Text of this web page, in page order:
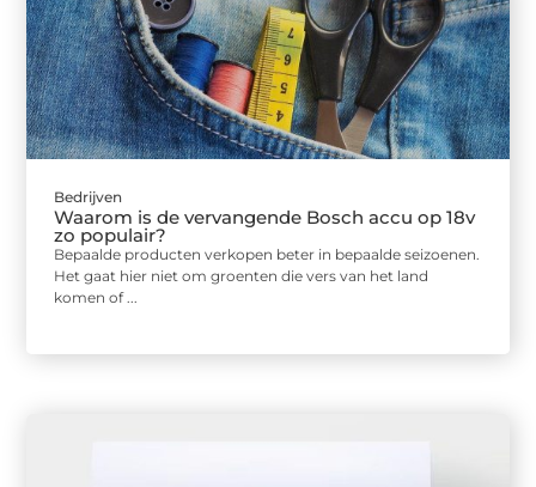
Bedrijven
Waarom is de vervangende Bosch accu op 18v
zo populair?
Bepaalde producten verkopen beter in bepaalde seizoenen.
Het gaat hier niet om groenten die vers van het land
komen of ...